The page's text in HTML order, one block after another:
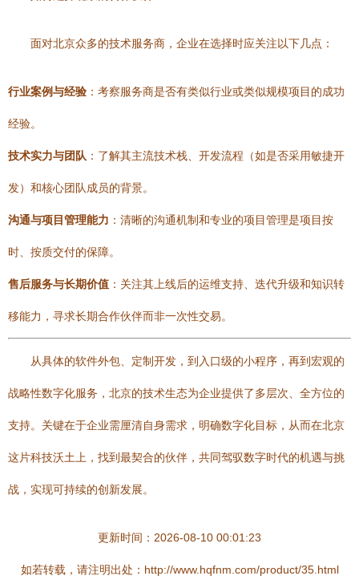
面对北京众多的技术服务商，企业在选择时应关注以下几点：
行业案例与经验 ：考察服务商是否有类似行业或类似规模项目的成功
经验。
技术实力与团队 ：了解其主流技术栈、开发流程（如是否采用敏捷开
发）和核心团队成员的背景。
沟通与项目管理能力 ：清晰的沟通机制和专业的项目管理是项目按
时、按质交付的保障。
售后服务与长期价值 ：关注其上线后的运维支持、迭代升级和知识转
移能力，寻求长期合作伙伴而非一次性交易。
从具体的软件外包、定制开发，到入口级的小程序，再到宏观的
战略性数字化服务，北京的技术生态为企业提供了多层次、全方位的
支持。关键在于企业需厘清自身需求，明确数字化目标，从而在北京
这片科技沃土上，找到最契合的伙伴，共同驾驭数字时代的机遇与挑
战，实现可持续的创新发展。
更新时间：2026-08-10 00:01:23
如若转载，请注明出处：http://www.hqfnm.com/product/35.html